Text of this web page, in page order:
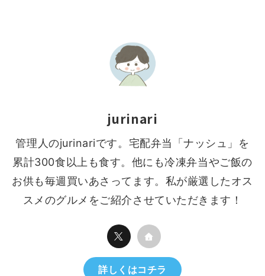
jurinari
管理人のjurinariです。宅配弁当「ナッシュ」を
累計300食以上も食す。他にも冷凍弁当やご飯の
お供も毎週買いあさってます。私が厳選したオス
スメのグルメをご紹介させていただきます！
詳しくはコチラ